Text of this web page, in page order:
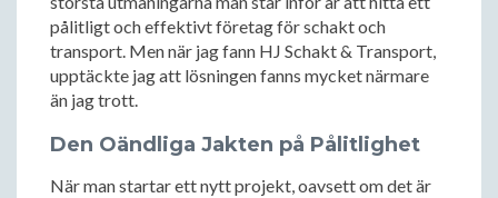
pålitligt och effektivt företag för schakt och
transport. Men när jag fann HJ Schakt & Transport,
upptäckte jag att lösningen fanns mycket närmare
än jag trott.
Den Oändliga Jakten på Pålitlighet
När man startar ett nytt projekt, oavsett om det är